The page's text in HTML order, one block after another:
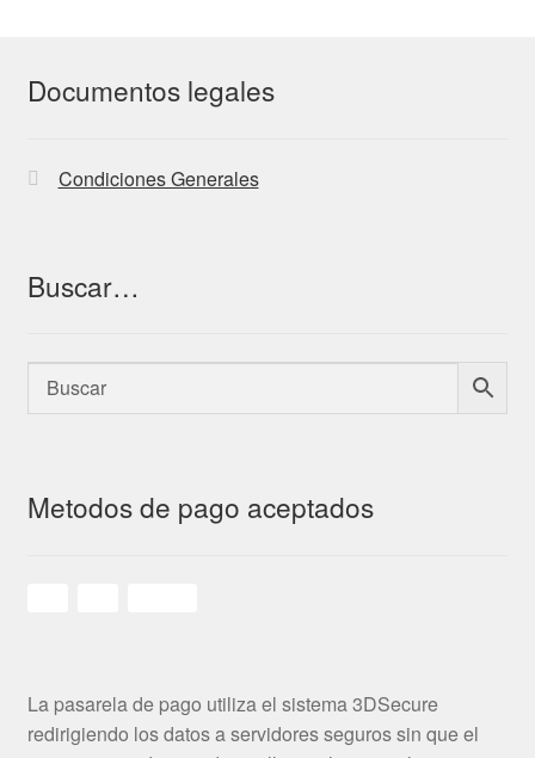
Documentos legales
Condiciones Generales
Buscar…
Metodos de pago aceptados
La pasarela de pago utiliza el sistema 3DSecure
redirigiendo los datos a servidores seguros sin que el